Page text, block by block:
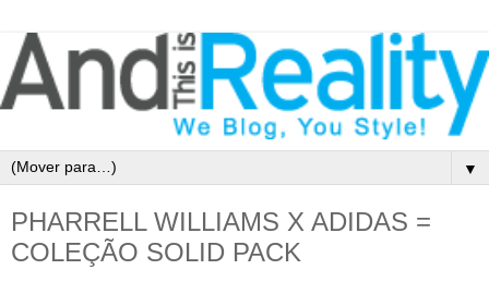
▼
PHARRELL WILLIAMS X ADIDAS =
COLEÇÃO SOLID PACK